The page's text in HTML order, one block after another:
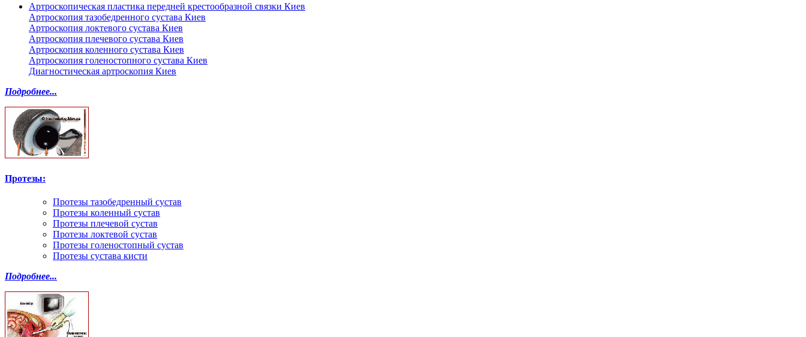
Артроскопическая пластика передней крестообразной связки Киев
Артроскопия тазобедренного сустава Киев
Артроскопия локтевого сустава Киев
Артроскопия плечевого сустава Киев
Артроскопия коленного сустава Киев
Артроскопия голеностопного сустава Киев
Диагностическая артроскопия Киев
Подробнее...
Протезы:
Протезы тазобедренный сустав
Протезы коленный сустав
Протезы плечевой сустав
Протезы локтевой сустав
Протезы голеностопный сустав
Протезы сустава кисти
Подробнее...